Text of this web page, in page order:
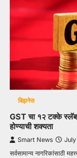
बिझनेस
GST चा १२ टक्के स्लॅब
होण्याची शक्यता
Smart News
सर्वसामान्य नागरिकांसाठी